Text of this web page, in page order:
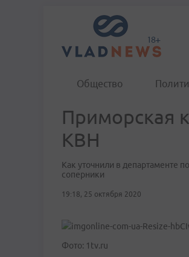
Общество
Приморская
КВН
Как уточнили в департаменте
соперники
19:18, 25 октября 2020
Фото: 1tv.ru